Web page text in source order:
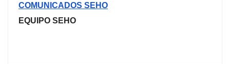
COMUNICADOS SEHO
EQUIPO SEHO